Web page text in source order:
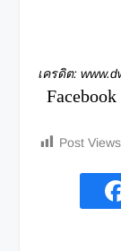
เครดิต:
Post